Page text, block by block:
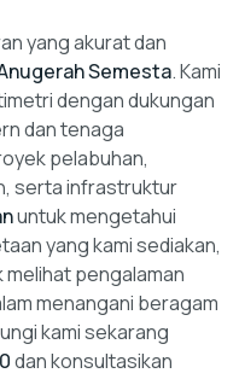
yang akurat dan
Semesta. Kami
dengan dukungan
dan tenaga
pelabuhan,
serta infrastruktur
untuk mengetahui
yang kami sediakan,
melihat pengalaman
menangani beragam
kami sekarang
dan konsultasikan